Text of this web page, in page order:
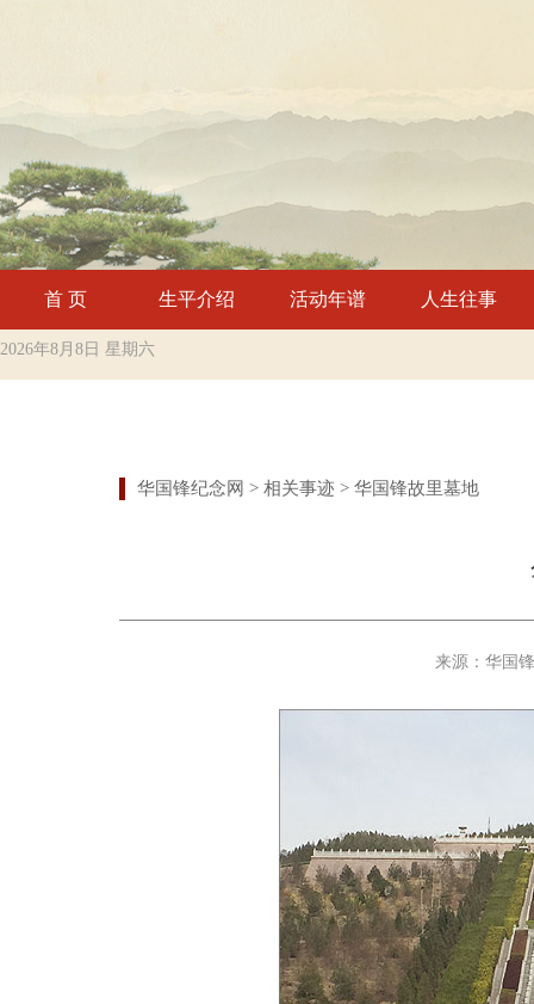
首 页 生平介绍 活动年谱 人生往事
2026年8月8日 星期六
华国锋纪念网 > 相关事迹 > 华国锋故里墓地
来源：华国